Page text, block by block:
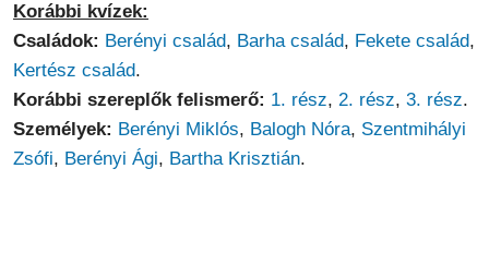
Korábbi kvízek:
Családok: Berényi család, Barha család, Fekete család,
Kertész család.
Korábbi szereplők felismerő: 1. rész, 2. rész, 3. rész.
Személyek: Berényi Miklós, Balogh Nóra, Szentmihályi
Zsófi, Berényi Ági, Bartha Krisztián.